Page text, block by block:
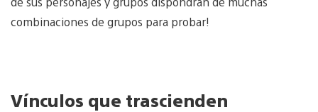
combinaciones de grupos para probar!
Vínculos que trascienden